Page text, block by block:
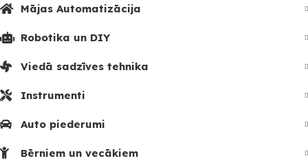
Mājas Automatizācija
Robotika un DIY
Viedā sadzīves tehnika
Instrumenti
Auto piederumi
Bērniem un vecākiem